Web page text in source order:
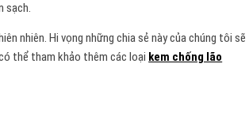
sạch.
nhiên. Hi vọng những chia sẻ này của chúng tôi sẽ
thể tham khảo thêm các loại kem chống lão